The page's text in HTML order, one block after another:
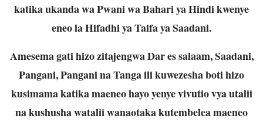
katika ukanda wa Pwani wa Bahari ya Hindi kwenye
eneo la Hifadhi ya Taifa ya Saadani.
Amesema gati hizo zitajengwa Dar es salaam, Saadani,
Pangani, Pangani na Tanga ili kuwezesha boti hizo
kusimama katika maeneo hayo yenye vivutio vya utalii
na kushusha watalii wanaotaka kutembelea maeneo